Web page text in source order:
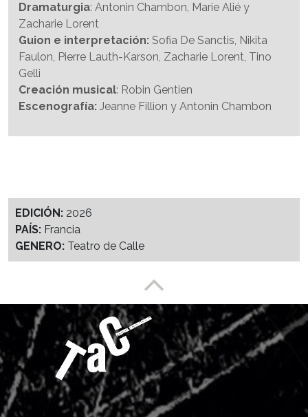
Dramaturgia: Antonin Chambon, Marie Alié y
Zacharie Lorent
Guion e interpretación: Sofia De Sanctis, Nikita
Faulon, Pierre Lauth-Karson, Zacharie Lorent, Tino
Gelli
Creación musical: Robin Gentien
Escenografía: Jeanne Fillion y Antonin Chambon
EDICIÓN: 2026
PAÍS: Francia
GENERO: Teatro de Calle